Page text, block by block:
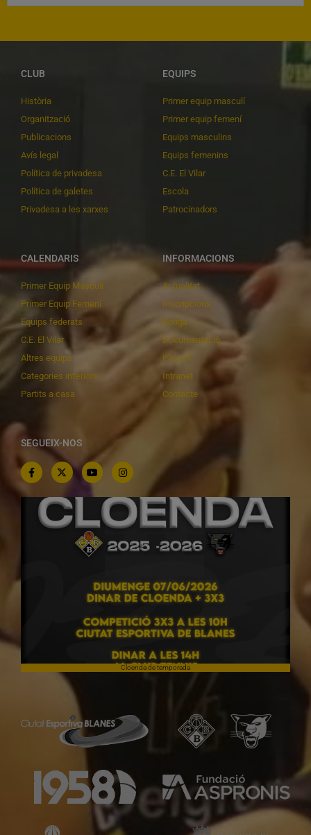
CLUB
Història
Organització
Publicacions
Avís legal
Política de privadesa
Política de galetes
Privadesa a les xarxes
EQUIPS
Primer equip masculí
Primer equip femení
Equips masculins
Equips femenins
C.E. El Vilar
Escola
Patrocinadors
CALENDARIS
Primer Equip Masculí
Primer Equip Femení
Equips federats
C.E. El Vilar
Altres equips
Categories inferiors
Partits a casa
INFORMACIONS
Actualitat
Inscripcions
Botiga
Documentació
Playoff
Intranet
Contacte
SEGUEIX-NOS
Cloenda de temporada